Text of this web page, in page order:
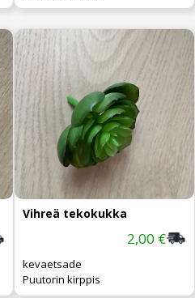
Vihreä tekokukka
2,00 €
kevaetsade
Puutorin kirppis